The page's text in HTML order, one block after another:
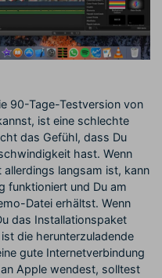
90-Tage-Testversion von
ist eine schlechte
das Gefühl, dass Du
hast. Wenn
langsam ist, kann
funktioniert und Du am
Datei erhältst. Wenn
das Installationspaket
die herunterzuladende
gute Internetverbindung
Apple wendest, solltest